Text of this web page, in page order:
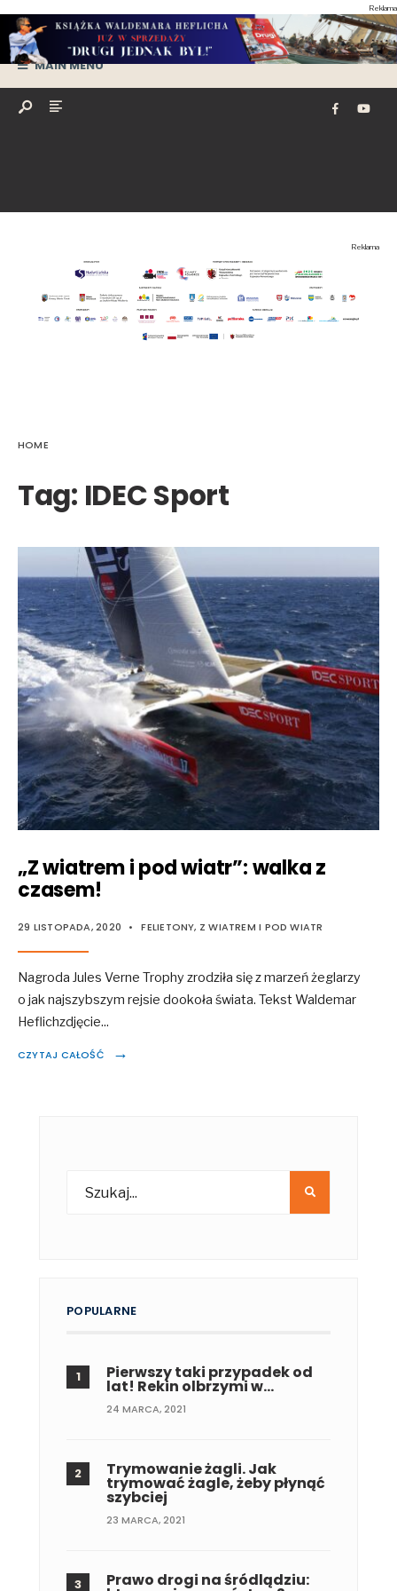
Reklama
MAIN MENU
Reklama
HOME
Tag: IDEC Sport
„Z wiatrem i pod wiatr”: walka z
czasem!
29 LISTOPADA, 2020 • FELIETONY, Z WIATREM I POD WIATR
Nagroda Jules Verne Trophy zrodziła się z marzeń żeglarzy
o jak najszybszym rejsie dookoła świata. Tekst Waldemar
Heflichzdjęcie...
CZYTAJ CAŁOŚĆ →
POPULARNE
Pierwszy taki przypadek od
lat! Rekin olbrzymi w…
24 MARCA, 2021
Trymowanie żagli. Jak
trymować żagle, żeby płynąć
szybciej
23 MARCA, 2021
Prawo drogi na śródlądziu: